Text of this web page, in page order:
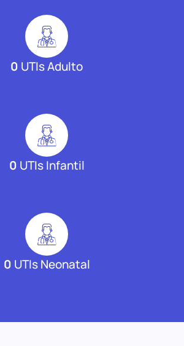
0 UTIs Adulto
0 UTIs Infantil
0 UTIs Neonatal